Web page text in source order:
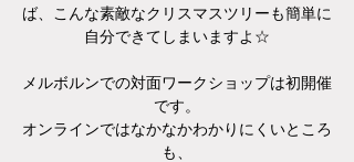
ば、こんな素敵なクリスマスツリーも簡単に
自分できてしまいますよ☆
メルボルンでの対面ワークショップは初開催
です。
オンラインではなかなかわかりにくいところ
も、